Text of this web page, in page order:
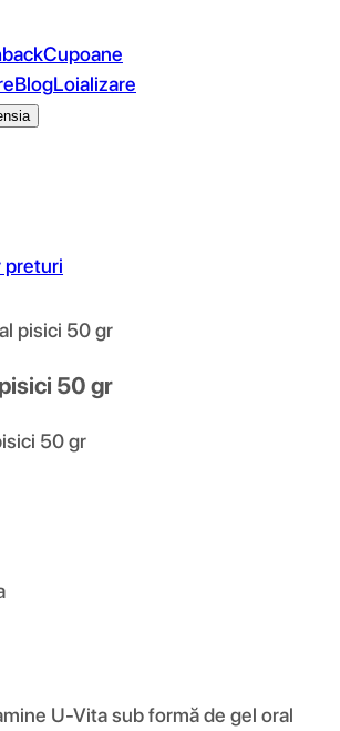
Cupoane
BlogLoializare
preturi
pisici 50 gr
50 gr
U-Vita sub formă de gel oral